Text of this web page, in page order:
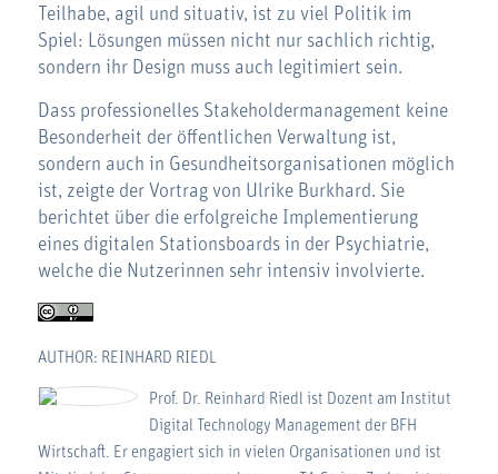
Teilhabe, agil und situativ, ist zu viel Politik im
Spiel: Lösungen müssen nicht nur sachlich richtig,
sondern ihr Design muss auch legitimiert sein.
Dass professionelles Stakeholdermanagement keine
Besonderheit der öffentlichen Verwaltung ist,
sondern auch in Gesundheitsorganisationen möglich
ist, zeigte der Vortrag von Ulrike Burkhard. Sie
berichtet über die erfolgreiche Implementierung
eines digitalen Stationsboards in der Psychiatrie,
welche die Nutzerinnen sehr intensiv involvierte.
AUTHOR: REINHARD RIEDL
Prof. Dr. Reinhard Riedl ist Dozent am Institut
Digital Technology Management der BFH
Wirtschaft. Er engagiert sich in vielen Organisationen und ist